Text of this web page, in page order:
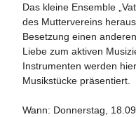
Das kleine Ensemble
des Muttervereins
Besetzung einen
Liebe zum aktiven
Instrumenten werden
Musikstücke präsentiert.
Wann: Donnerstag,